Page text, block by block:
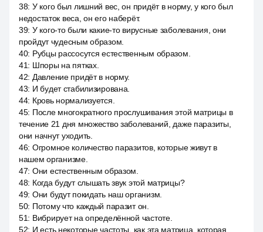
38: У кого был лишний вес, он придёт в норму, у кого был
недостаток веса, он его наберёт.
39: У кого-то были какие-то вирусные заболевания, они
пройдут чудесным образом.
40: Рубцы рассосутся естественным образом.
41: Шпоры на пятках.
42: Давление придёт в норму.
43: И будет стабилизирована.
44: Кровь нормализуется.
45: После многократного прослушивания этой матрицы в
течение 21 дня множество заболеваний, даже паразиты,
они начнут уходить.
46: Огромное количество паразитов, которые живут в
нашем организме.
47: Они естественным образом.
48: Когда будут слышать звук этой матрицы?
49: Они будут покидать наш организм.
50: Потому что каждый паразит он.
51: Вибрирует на определённой частоте.
52: И есть некоторые частоты, как эта матрица, которая